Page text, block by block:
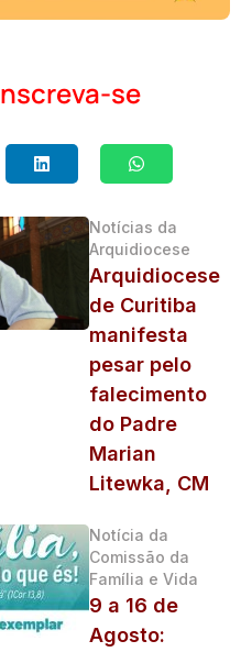
se
Notícias da
Arquidiocese
Arquidiocese
de Curitiba
manifesta
pesar pelo
falecimento
do Padre
Marian
Litewka, CM
Notícia da
Comissão da
Família e Vida
9 a 16 de
Agosto: